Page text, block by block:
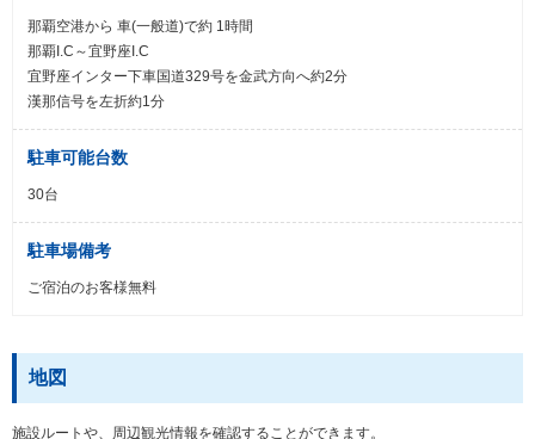
那覇空港から 車(一般道)で約 1時間
那覇I.C～宜野座I.C
宜野座インター下車国道329号を金武方向へ約2分
漢那信号を左折約1分
駐車可能台数
30台
駐車場備考
ご宿泊のお客様無料
地図
施設ルートや、周辺観光情報を確認することができます。